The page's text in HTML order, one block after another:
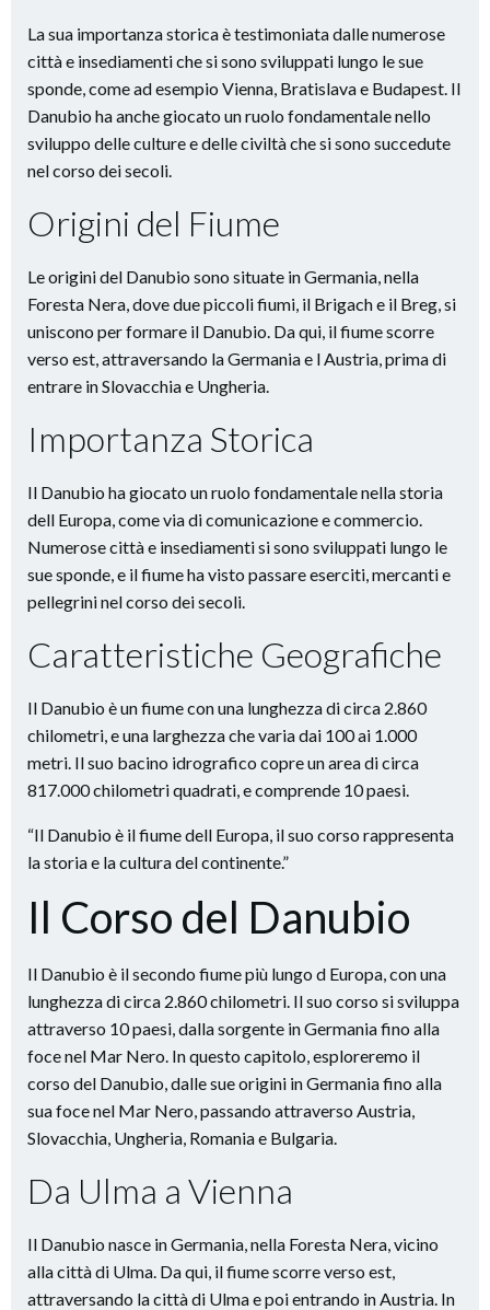
La sua importanza storica è testimoniata dalle numerose
città e insediamenti che si sono sviluppati lungo le sue
sponde, come ad esempio Vienna, Bratislava e Budapest. Il
Danubio ha anche giocato un ruolo fondamentale nello
sviluppo delle culture e delle civiltà che si sono succedute
nel corso dei secoli.
Origini del Fiume
Le origini del Danubio sono situate in Germania, nella
Foresta Nera, dove due piccoli fiumi, il Brigach e il Breg, si
uniscono per formare il Danubio. Da qui, il fiume scorre
verso est, attraversando la Germania e l Austria, prima di
entrare in Slovacchia e Ungheria.
Importanza Storica
Il Danubio ha giocato un ruolo fondamentale nella storia
dell Europa, come via di comunicazione e commercio.
Numerose città e insediamenti si sono sviluppati lungo le
sue sponde, e il fiume ha visto passare eserciti, mercanti e
pellegrini nel corso dei secoli.
Caratteristiche Geografiche
Il Danubio è un fiume con una lunghezza di circa 2.860
chilometri, e una larghezza che varia dai 100 ai 1.000
metri. Il suo bacino idrografico copre un area di circa
817.000 chilometri quadrati, e comprende 10 paesi.
“Il Danubio è il fiume dell Europa, il suo corso rappresenta
la storia e la cultura del continente.”
Il Corso del Danubio
Il Danubio è il secondo fiume più lungo d Europa, con una
lunghezza di circa 2.860 chilometri. Il suo corso si sviluppa
attraverso 10 paesi, dalla sorgente in Germania fino alla
foce nel Mar Nero. In questo capitolo, esploreremo il
corso del Danubio, dalle sue origini in Germania fino alla
sua foce nel Mar Nero, passando attraverso Austria,
Slovacchia, Ungheria, Romania e Bulgaria.
Da Ulma a Vienna
Il Danubio nasce in Germania, nella Foresta Nera, vicino
alla città di Ulma. Da qui, il fiume scorre verso est,
attraversando la città di Ulma e poi entrando in Austria. In